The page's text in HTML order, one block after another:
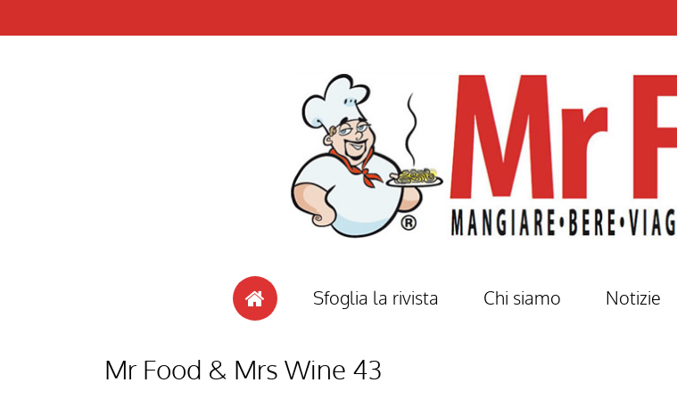
Sfoglia la rivista Chi siamo Notizie
Mr Food & Mrs Wine 43